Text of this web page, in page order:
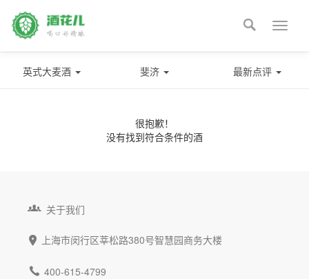
Toggle

英式大麦酒 斐济 最新点评
很抱歉！
没有找到符合条件的酒
 关于我们
 上海市闵行区莘松路380号智慧园商务大楼
 400-615-4799